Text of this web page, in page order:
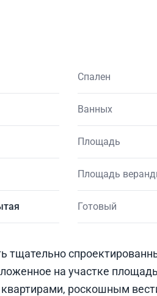
Спален
Ванных
Площадь
Площадь
Готовый
тщательно
на участке
квартирами, роскошным